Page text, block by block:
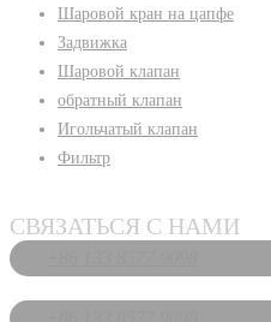
Шаровой кран на цапфе
Задвижка
Шаровой клапан
обратный клапан
Игольчатый клапан
Фильтр
СВЯЗАТЬСЯ С НАМИ